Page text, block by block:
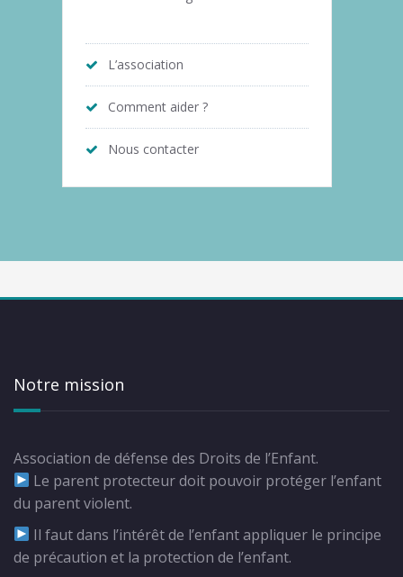
L’association
Comment aider ?
Nous contacter
Notre mission
Association de défense des Droits de l’Enfant.
Le parent protecteur doit pouvoir protéger l’enfant
du parent violent.
Il faut dans l’intérêt de l’enfant appliquer le principe
de précaution et la protection de l’enfant.